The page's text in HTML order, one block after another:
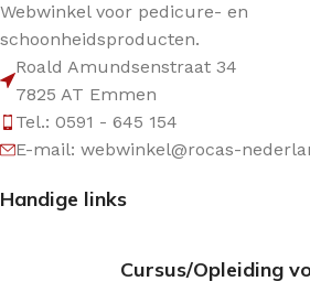
Webwinkel voor pedicure- en
schoonheidsproducten.
Roald Amundsenstraat 34
7825 AT Emmen
Tel.: 0591 - 645 154
E-mail: webwinkel@rocas-
Handige links
Cursus/Opleiding